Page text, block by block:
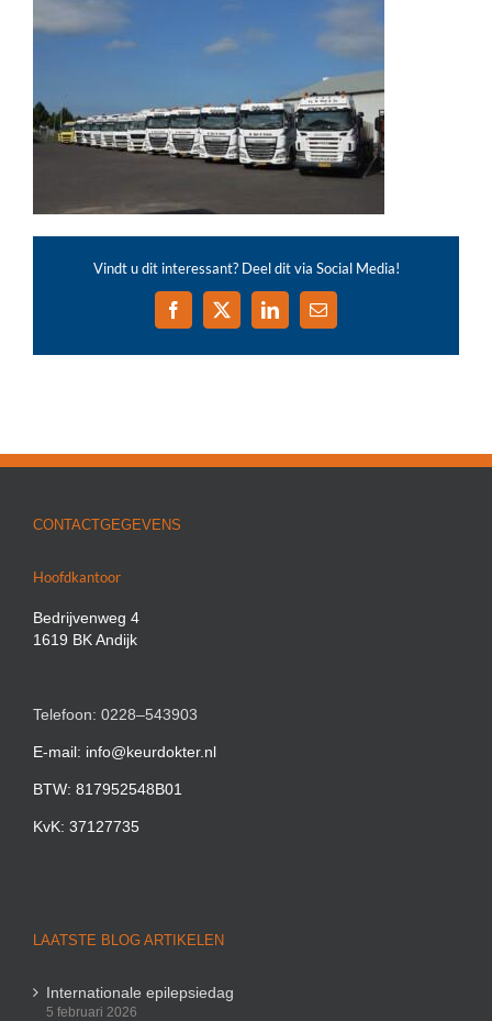
Vindt u dit interessant? Deel dit via Social Media!
Facebook
X LinkedIn
E-
CONTACTGEGEVENS
Hoofdkantoor
Bedrijvenweg 4
1619 BK Andijk
Telefoon: 0228–543903
E-mail: info@keurdokter.nl
BTW: 817952548B01
KvK: 37127735
LAATSTE BLOG ARTIKELEN
Internationale epilepsiedag
5 februari 2026